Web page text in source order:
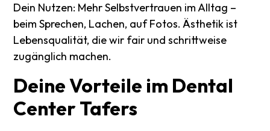
Dein Nutzen: Mehr Selbstvertrauen im Alltag –
beim Sprechen, Lachen, auf Fotos. Ästhetik ist
Lebensqualität, die wir fair und schrittweise
zugänglich machen.
DeineVorteile im Dental
CenterTafers